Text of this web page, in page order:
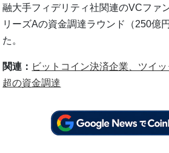
融大手フィデリティ社関連のVCファ
リーズAの資金調達ラウンド（250億
た。
関連： ビットコイン決済企業、ツイ
超の資金調達